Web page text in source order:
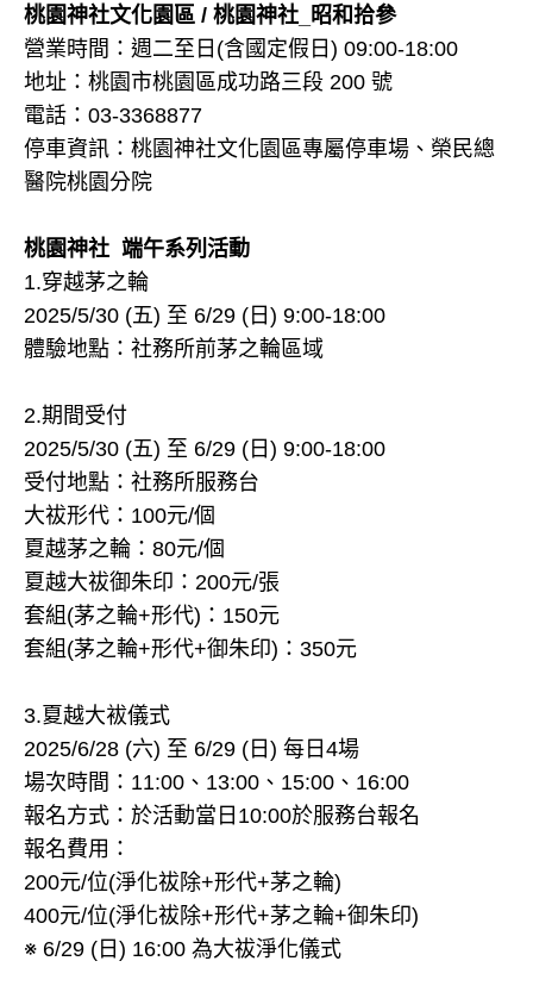
桃園神社文化園區 / 桃園神社_昭和拾參
營業時間：週二至日(含國定假日) 09:00-18:00
地址：桃園市桃園區成功路三段 200 號
電話：03-3368877
停車資訊：桃園神社文化園區專屬停車場、榮民總
醫院桃園分院
桃園神社 端午系列活動
1.穿越茅之輪
2025/5/30 (五) 至 6/29 (日) 9:00-18:00
體驗地點：社務所前茅之輪區域
2.期間受付
2025/5/30 (五) 至 6/29 (日) 9:00-18:00
受付地點：社務所服務台
大祓形代：100元/個
夏越茅之輪：80元/個
夏越大祓御朱印：200元/張
套組(茅之輪+形代)：150元
套組(茅之輪+形代+御朱印)：350元
3.夏越大袚儀式
2025/6/28 (六) 至 6/29 (日) 每日4場
場次時間：11:00、13:00、15:00、16:00
報名方式：於活動當日10:00於服務台報名
報名費用：
200元/位(淨化祓除+形代+茅之輪)
400元/位(淨化祓除+形代+茅之輪+御朱印)
※ 6/29 (日) 16:00 為大祓淨化儀式